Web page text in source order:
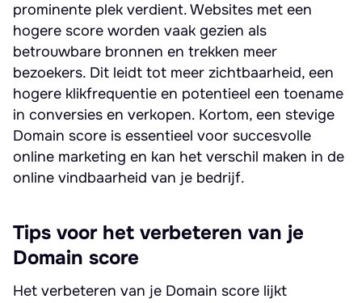
prominente plek verdient. Websites met een
hogere score worden vaak gezien als
betrouwbare bronnen en trekken meer
bezoekers. Dit leidt tot meer zichtbaarheid, een
hogere klikfrequentie en potentieel een toename
in conversies en verkopen. Kortom, een stevige
Domain score is essentieel voor succesvolle
online marketing en kan het verschil maken in de
online vindbaarheid van je bedrijf.
Tips voor het verbeteren van je
Domain score
Het verbeteren van je Domain score lijkt